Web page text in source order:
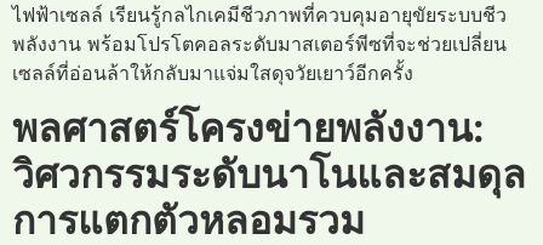
ไฟฟ้าเซลล์ เรียนรู้กลไกเคมีชีวภาพที่ควบคุมอายุขัยระบบชีว
พลังงาน พร้อมโปรโตคอลระดับมาสเตอร์พีซที่จะช่วยเปลี่ยน
เซลล์ที่อ่อนล้าให้กลับมาแจ่มใสดุจวัยเยาว์อีกครั้ง
พลศาสตร์โครงข่ายพลังงาน:
วิศวกรรมระดับนาโนและสมดุล
การแตกตัวหลอมรวม